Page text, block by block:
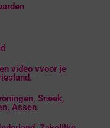
video vvoor je
Sneek,
Assen.